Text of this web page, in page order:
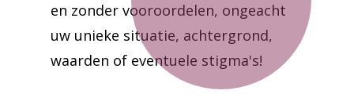
en zonder vooroordelen, ongeacht
uw unieke situatie, achtergrond,
waarden of eventuele stigma's!